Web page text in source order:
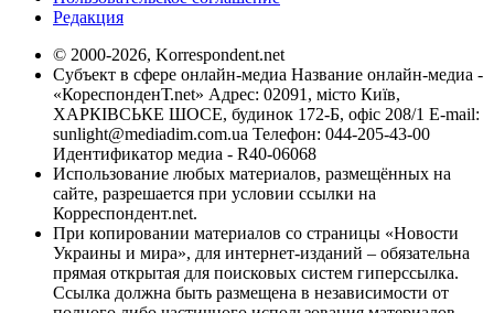
Редакция
© 2000-2026, Korrespondent.net
Субъект в сфере онлайн-медиа Название онлайн-медиа -
«КореспонденТ.net» Адрес: 02091, місто Київ,
ХАРКІВСЬКЕ ШОСЕ, будинок 172-Б, офіс 208/1 E-mail:
sunlight@mediadim.com.ua Телефон: 044-205-43-00
Идентификатор медиа - R40-06068
Использование любых материалов, размещённых на
сайте, разрешается при условии ссылки на
Корреспондент.net.
При копировании материалов со страницы «Новости
Украины и мира», для интернет-изданий – обязательна
прямая открытая для поисковых систем гиперссылка.
Ссылка должна быть размещена в независимости от